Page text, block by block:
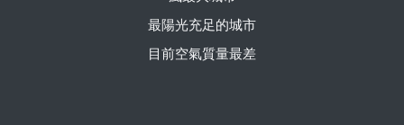
最陽光充足的城市
目前空氣質量最差